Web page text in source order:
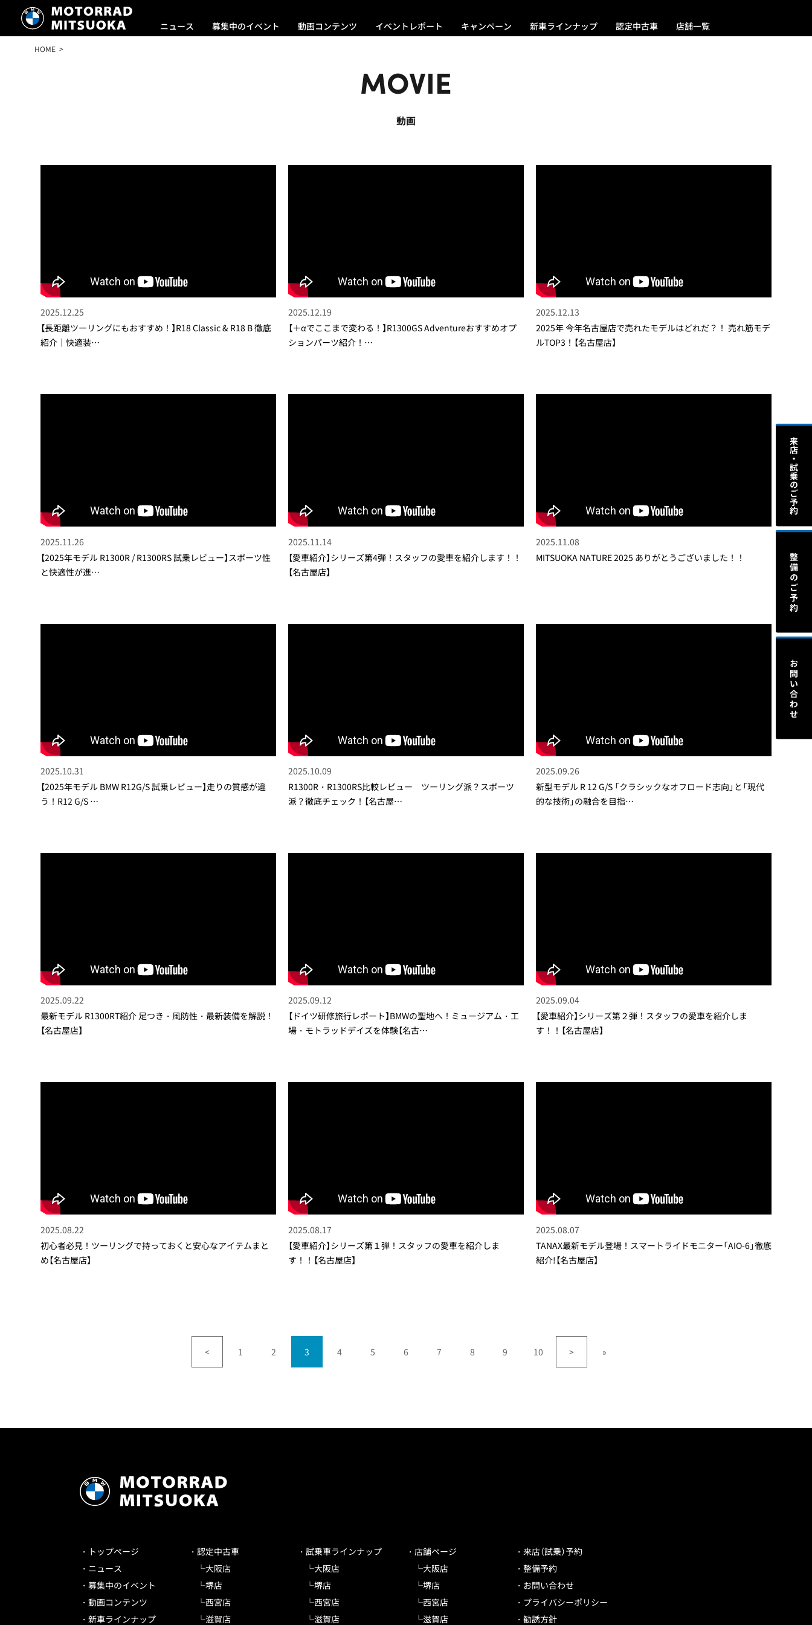
ニュース 募集中のイベント 動画コンテンツ イベントレポート キャンペーン 新車ラインナップ 認定中古車 店舗一覧
HOME
MOVIE
動画
【長距離ツーリングにもおすすめ！】R18 Classic & R18 B 徹底
紹介｜快適装…
2025.12.25
【＋αでここまで変わる！】R1300GS Adventureおすすめオプ
ションパーツ紹介！…
2025.12.19
2025年 今年名古屋店で売れたモデルはどれだ？！ 売れ筋モデ
ルTOP3！【名古屋店】
2025.12.13
【2025年モデル R1300R / R1300RS 試乗レビュー】スポーツ性
と快適性が進…
2025.11.26
【愛車紹介】シリーズ第4弾！スタッフの愛車を紹介します！！
【名古屋店】
2025.11.14
MITSUOKA NATURE 2025 ありがとうございました！！
2025.11.08
【2025年モデル BMW R12G/S 試乗レビュー】走りの質感が違
う！R12 G/S …
2025.10.31
R1300R・R1300RS比較レビュー ツーリング派？スポーツ
派？徹底チェック！【名古屋…
2025.10.09
新型モデル R 12 G/S 「クラシックなオフロード志向」と「現代
的な技術」の融合を目指…
2025.09.26
最新モデル R1300RT紹介 足つき・風防性・最新装備を解説！
【名古屋店】
2025.09.22
【ドイツ研修旅行レポート】BMWの聖地へ！ミュージアム・工
場・モトラッドデイズを体験【名古…
2025.09.12
【愛車紹介】シリーズ第２弾！スタッフの愛車を紹介しま
す！！【名古屋店】
2025.09.04
初心者必見！ツーリングで持っておくと安心なアイテムまと
め【名古屋店】
2025.08.22
【愛車紹介】シリーズ第１弾！スタッフの愛車を紹介しま
す！！【名古屋店】
2025.08.17
TANAX最新モデル登場！スマートライドモニター「AIO-6」徹底
紹介!【名古屋店】
2025.08.07
< 1 2 3 4 5 6 7 8 9 10 > »
トップページ
ニュース
募集中のイベント
動画コンテンツ
新車ラインナップ
認定中古車
大阪店
堺店
西宮店
滋賀店
試乗車ラインナップ
大阪店
堺店
西宮店
滋賀店
店舗ページ
大阪店
堺店
西宮店
滋賀店
来店（試乗）予約
整備予約
お問い合わせ
プライバシーポリシー
勧誘方針